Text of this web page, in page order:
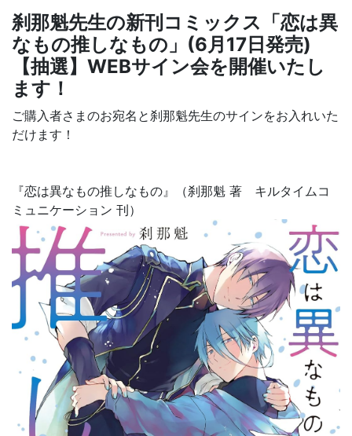
刹那魁先生の新刊コミックス「恋は異
なもの推しなもの 」(6月17日発売)
【抽選】WEBサイン会を開催いたし
ます！
ご購入者さまのお宛名と刹那魁先生のサインをお入れいた
だけます！
『恋は異なもの推しなもの 』（刹那魁 著 キルタイムコ
ミュニケーション 刊）